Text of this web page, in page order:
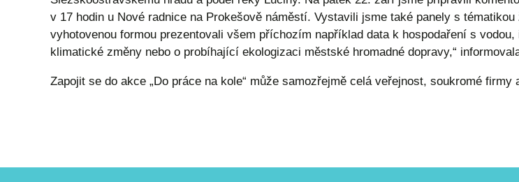
v 17 hodin u Nové radnice na Prokešově náměstí. Vystavili jsme také panely s
vyhotovenou formou prezentovali všem příchozím například data k hospodaření s
klimatické změny nebo o probíhající ekologizaci městské hromadné dopravy,“
Zapojit se do akce „Do práce na kole“ může samozřejmě celá veřejnost, soukromé firmy